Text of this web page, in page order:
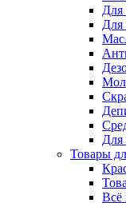
Для
Для
Для
Товары
Всё